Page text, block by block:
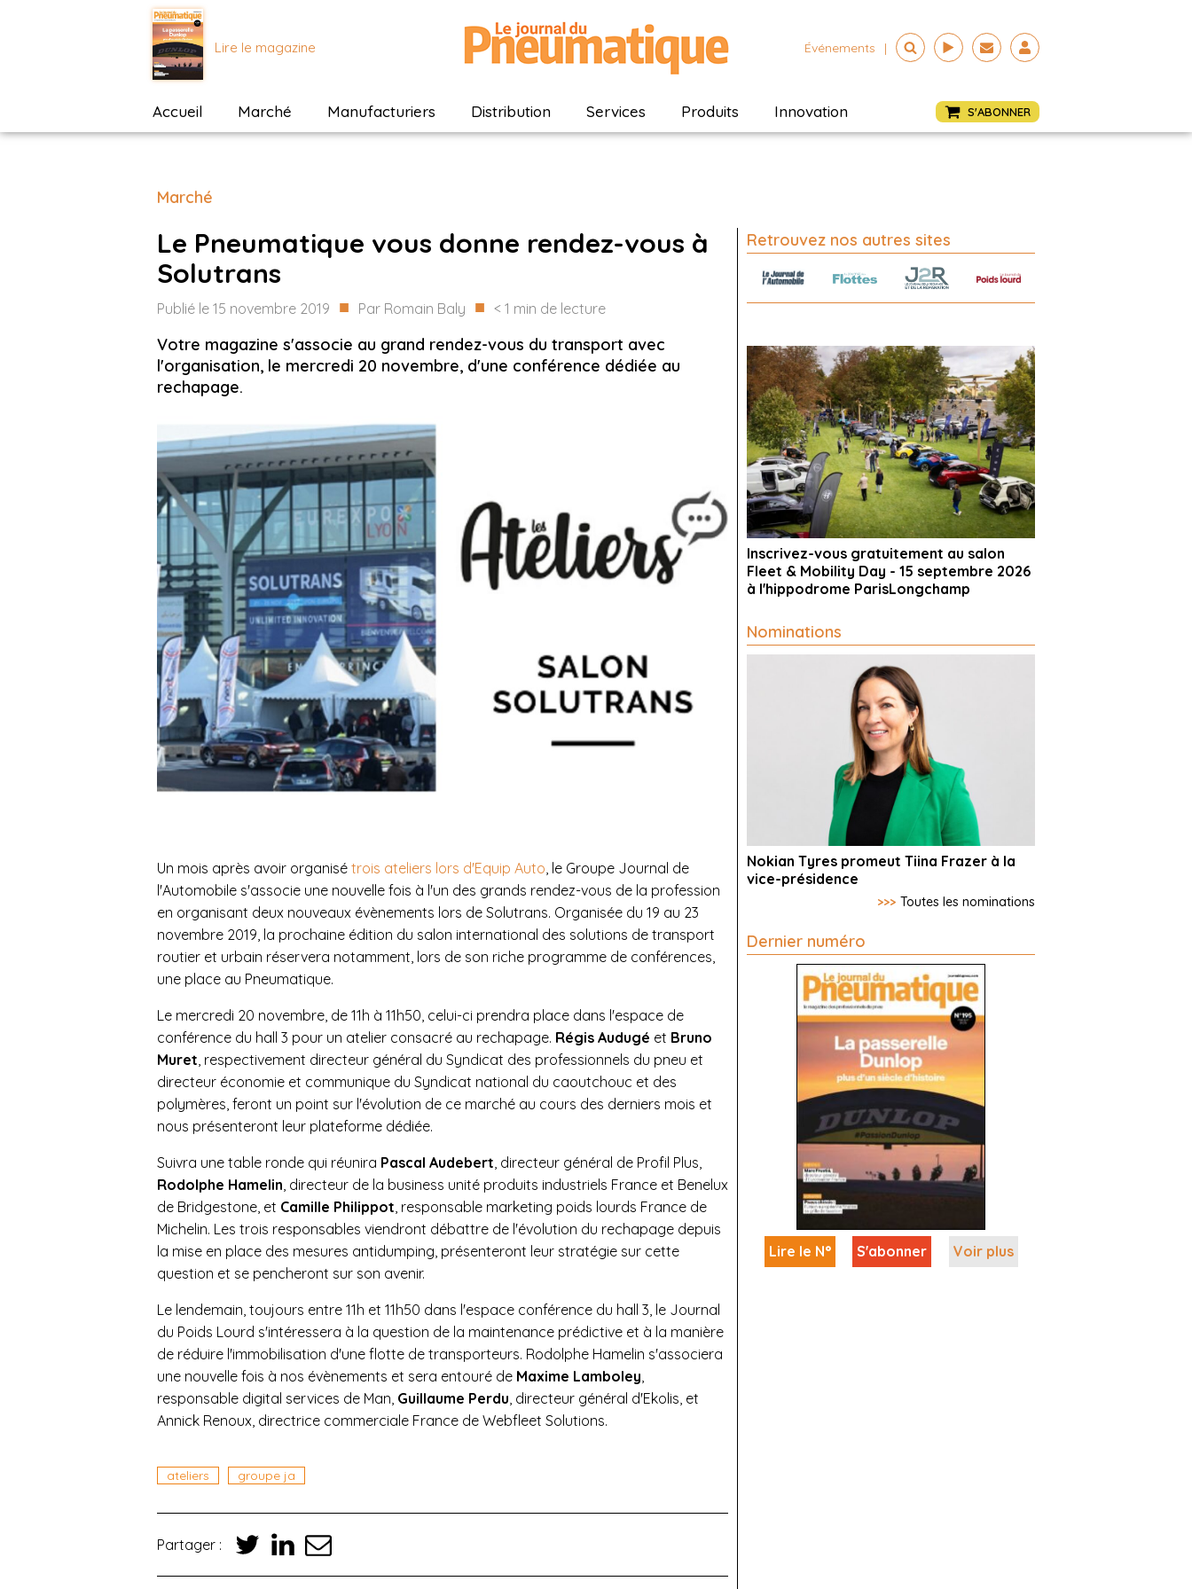
Lire le magazine Événements |
Accueil Marché Manufacturiers Distribution Services Produits Innovation S'ABONNER
Marché
Le Pneumatique vous donne rendez-vous à
Solutrans
Publié le 15 novembre 2019 ■ Par Romain Baly ■ < 1 min de lecture
Votre magazine s'associe au grand rendez-vous du transport avec
l'organisation, le mercredi 20 novembre, d'une conférence dédiée au
rechapage.
Un mois après avoir organisé trois ateliers lors d'Equip Auto, le Groupe Journal de
l'Automobile s'associe une nouvelle fois à l'un des grands rendez-vous de la profession
en organisant deux nouveaux évènements lors de Solutrans. Organisée du 19 au 23
novembre 2019, la prochaine édition du salon international des solutions de transport
routier et urbain réservera notamment, lors de son riche programme de conférences,
une place au Pneumatique.
Le mercredi 20 novembre, de 11h à 11h50, celui-ci prendra place dans l'espace de
conférence du hall 3 pour un atelier consacré au rechapage. Régis Audugé et Bruno
Muret, respectivement directeur général du Syndicat des professionnels du pneu et
directeur économie et communique du Syndicat national du caoutchouc et des
polymères, feront un point sur l'évolution de ce marché au cours des derniers mois et
nous présenteront leur plateforme dédiée.
Suivra une table ronde qui réunira Pascal Audebert, directeur général de Profil Plus,
Rodolphe Hamelin, directeur de la business unité produits industriels France et Benelux
de Bridgestone, et Camille Philippot, responsable marketing poids lourds France de
Michelin. Les trois responsables viendront débattre de l'évolution du rechapage depuis
la mise en place des mesures antidumping, présenteront leur stratégie sur cette
question et se pencheront sur son avenir.
Le lendemain, toujours entre 11h et 11h50 dans l'espace conférence du hall 3, le Journal
du Poids Lourd s'intéressera à la question de la maintenance prédictive et à la manière
de réduire l'immobilisation d'une flotte de transporteurs. Rodolphe Hamelin s'associera
une nouvelle fois à nos évènements et sera entouré de Maxime Lamboley,
responsable digital services de Man, Guillaume Perdu, directeur général d'Ekolis, et
Annick Renoux, directrice commerciale France de Webfleet Solutions.
ateliers groupe ja
Partager :
Retrouvez nos autres sites
Inscrivez-vous gratuitement au salon
Fleet & Mobility Day - 15 septembre 2026
à l'hippodrome ParisLongchamp
Nominations
Nokian Tyres promeut Tiina Frazer à la
vice-présidence
>>> Toutes les nominations
Dernier numéro
Lire le N° S'abonner Voir plus